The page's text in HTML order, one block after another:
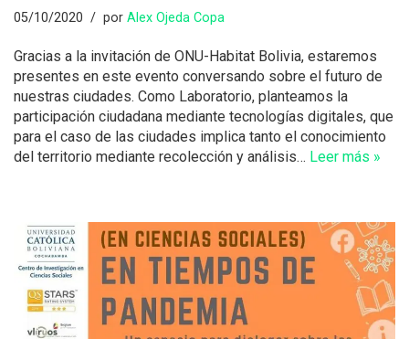
05/10/2020 por Alex Ojeda Copa
Gracias a la invitación de ONU-Habitat Bolivia, estaremos
presentes en este evento conversando sobre el futuro de
nuestras ciudades. Como Laboratorio, planteamos la
participación ciudadana mediante tecnologías digitales, que
para el caso de las ciudades implica tanto el conocimiento
del territorio mediante recolección y análisis… Leer más »